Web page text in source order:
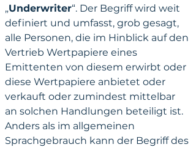
„Underwriter“. Der Begriff wird weit
definiert und umfasst, grob gesagt,
alle Personen, die im Hinblick auf den
Vertrieb Wertpapiere eines
Emittenten von diesem erwirbt oder
diese Wertpapiere anbietet oder
verkauft oder zumindest mittelbar
an solchen Handlungen beteiligt ist.
Anders als im allgemeinen
Sprachgebrauch kann der Begriff des